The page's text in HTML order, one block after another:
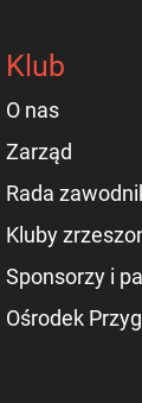
Klub
O nas
Zarząd
Rada
Kluby
Sponsorzy i
Ośrodek